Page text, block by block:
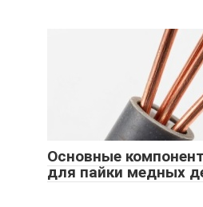
Основные
для пайки медных